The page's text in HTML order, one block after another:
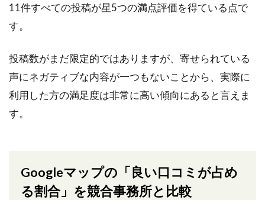
11件すべての投稿が星5つの満点評価を得ている点で
す。
投稿数がまだ限定的ではありますが、寄せられている
声にネガティブな内容が一つもないことから、実際に
利用した方の満足度は非常に高い傾向にあると言えま
す。
Googleマップの「良い口コミが占め
る割合」を競合事務所と比較